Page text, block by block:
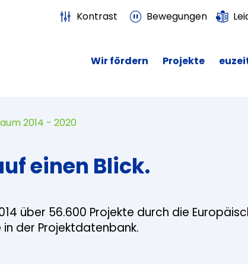
Kontrast Bewegungen
Wir fördern Projekte
2014 - 2020
einen Blick.
über 56.600 Projekte durch die
der Projektdatenbank.